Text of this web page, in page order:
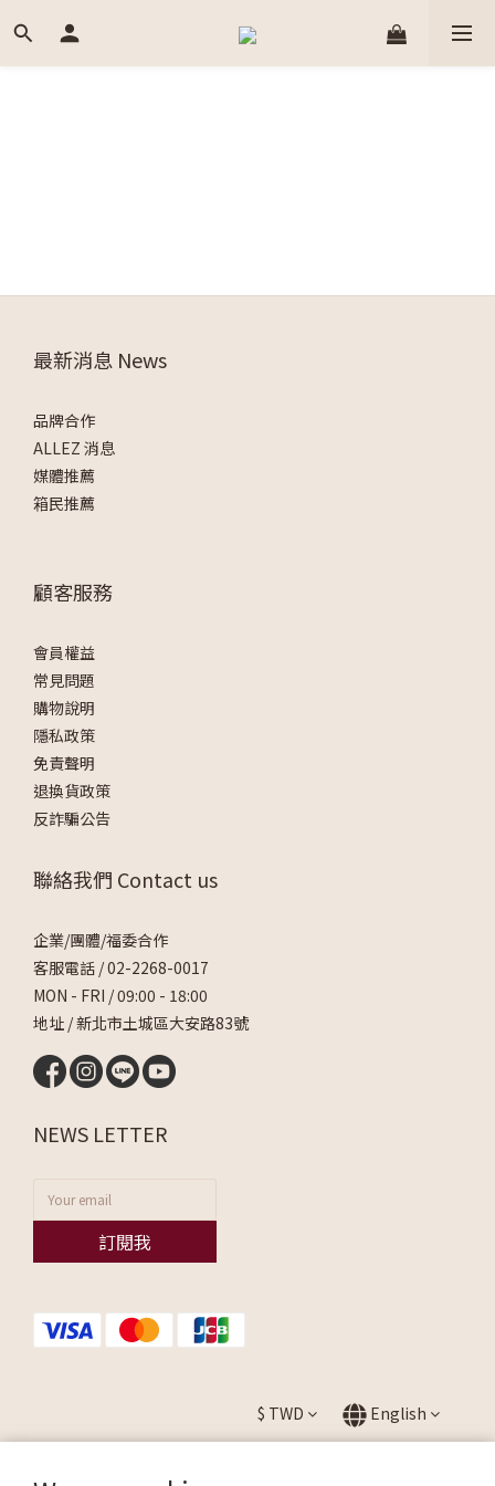
最新消息 News
品牌合作
ALLEZ 消息
媒體推薦
箱民推薦
顧客服務
會員權益
常見問題
購物說明
隱私政策
免責聲明
退換貨政策
反詐騙公告
聯絡我們 Contact us
企業/團體/福委合作
客服電話 /02-2268-0017
MON - FRI / 09:00 - 18:00
地址 / 新北市土城區大安路83號
NEWS LETTER
訂閱我
$ TWD English